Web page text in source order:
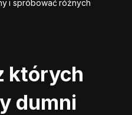
i spróbować różnych
których
dumni